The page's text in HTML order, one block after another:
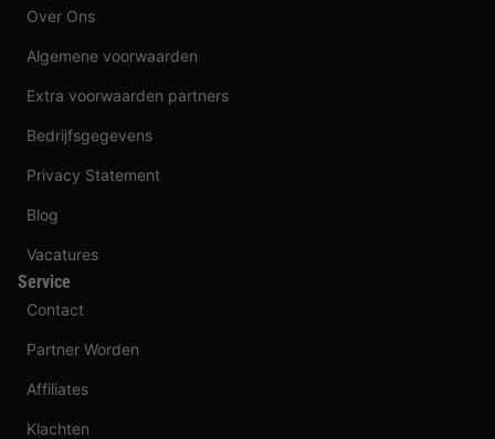
Over Ons
Algemene voorwaarden
Extra voorwaarden partners
Bedrijfsgegevens
Privacy Statement
Blog
Vacatures
Service
Contact
Partner Worden
Affiliates
Klachten